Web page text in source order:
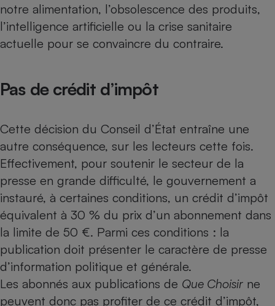
notre alimentation, l’obsolescence des produits,
l’intelligence artificielle ou la crise sanitaire
actuelle pour se convaincre du contraire.
Pas de crédit d’impôt
Cette décision du Conseil d’État entraîne une
autre conséquence, sur les lecteurs cette fois.
Effectivement, pour soutenir le secteur de la
presse en grande difficulté, le gouvernement a
instauré, à certaines conditions, un crédit d’impôt
équivalent à 30 % du prix d’un abonnement dans
la limite de 50 €. Parmi ces conditions : la
publication doit présenter le caractère de presse
d’information politique et générale.
Les abonnés aux publications de Que Choisir ne
peuvent donc pas profiter de ce crédit d’impôt,